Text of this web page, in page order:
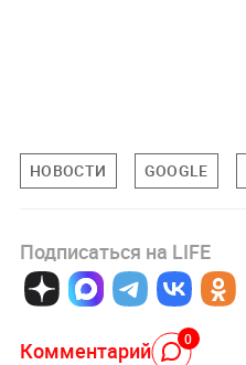
НОВОСТИ GOOGLE
Подписаться на LIFE
Комментарий 0